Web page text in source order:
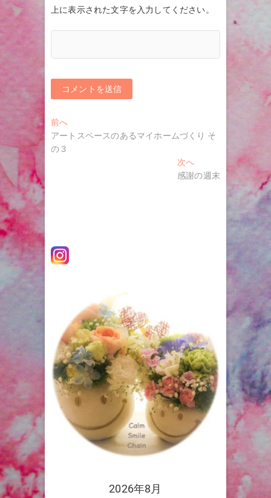
上に表示された文字を入力してください。
投
稿
ョ
前へ過
去
アートスペースのあるマイホームづくり そ
の３
次へ次
の
感謝の週末
2026年8月